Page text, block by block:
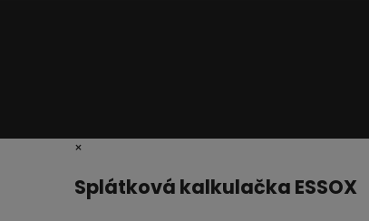
×
Splátková kalkulačka ESSOX